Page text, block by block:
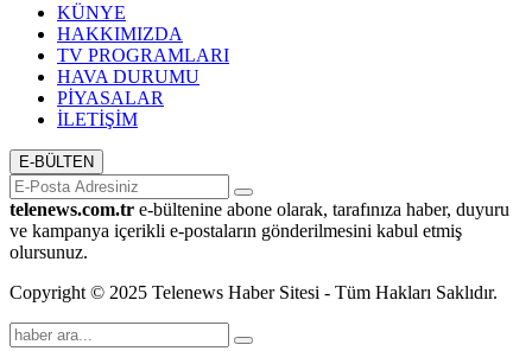
KÜNYE
HAKKIMIZDA
TV PROGRAMLARI
HAVA DURUMU
PİYASALAR
İLETİŞİM
E-BÜLTEN
telenews.com.tr e-bültenine abone olarak, tarafınıza haber, duyuru
ve kampanya içerikli e-postaların gönderilmesini kabul etmiş
olursunuz.
Copyright © 2025 Telenews Haber Sitesi - Tüm Hakları Saklıdır.